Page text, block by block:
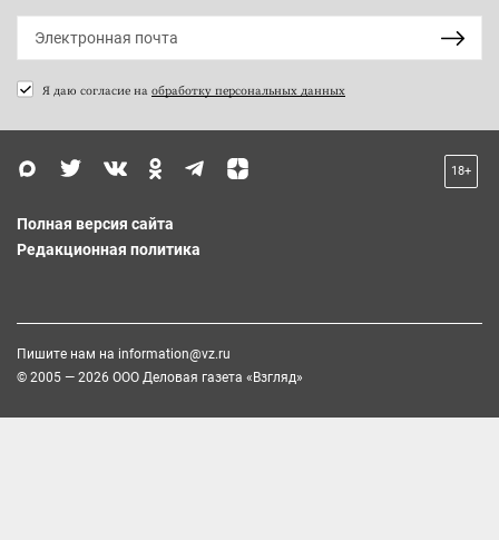
Я даю согласие на обработку персональных данных
18+
Полная версия сайта
Редакционная политика
Пишите нам на information@vz.ru
© 2005 — 2026 ООО Деловая газета «Взгляд»